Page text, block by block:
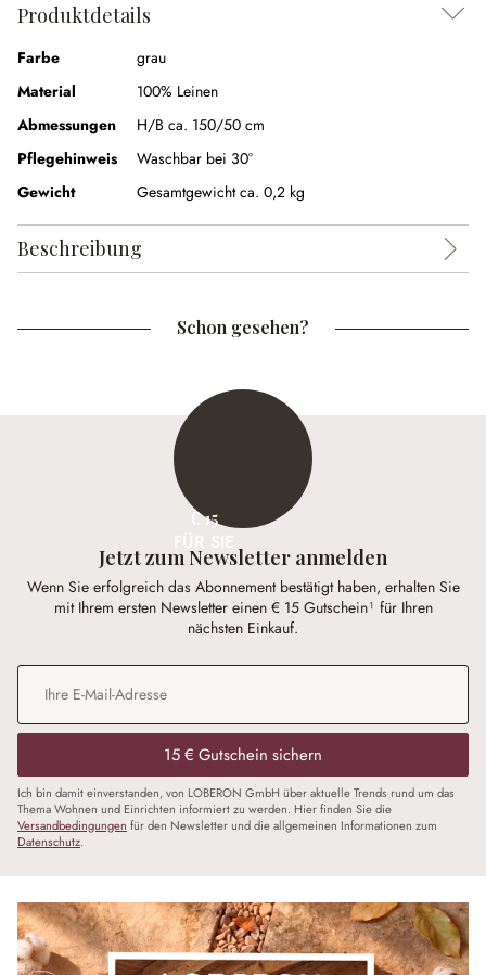
Produktdetails
Farbe
grau
Material
100% Leinen
Abmessungen
H/B ca. 150/50 cm
Pflegehinweis
Waschbar bei 30°
Gewicht
Gesamtgewicht ca. 0,2 kg
Beschreibung
Schon gesehen?
€ 15
Jetzt zum Newsletter anmelden
Wenn Sie erfolgreich das Abonnement bestätigt haben, erhalten Sie
mit Ihrem ersten Newsletter einen € 15 Gutschein¹ für Ihren
nächsten Einkauf.
E-Mail-Adresse
15 € Gutschein sichern
Ich bin damit einverstanden, von LOBERON GmbH über aktuelle Trends rund um das
Thema Wohnen und Einrichten informiert zu werden. Hier finden Sie die
Versandbedingungen für den Newsletter und die allgemeinen Informationen zum
Datenschutz.